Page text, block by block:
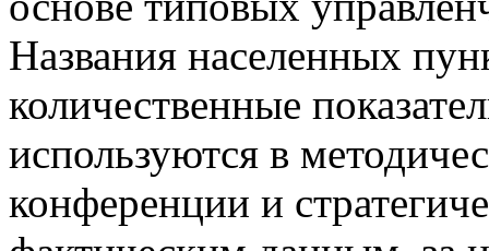
Названия населенных
количественные
используются в
конференции и